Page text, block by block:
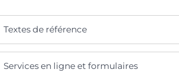
Textes de référence
Services en ligne et formulaires